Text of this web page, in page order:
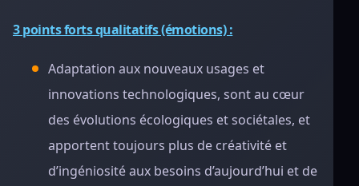
3 points forts qualitatifs (émotions) :
Adaptation aux nouveaux usages et
innovations technologiques, sont au cœur
des évolutions écologiques et sociétales, et
apportent toujours plus de créativité et
d’ingéniosité aux besoins d’aujourd’hui et de